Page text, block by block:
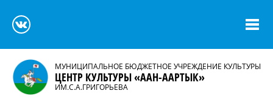
МУНИЦИПАЛЬНОЕ БЮДЖЕТНОЕ УЧРЕЖДЕНИЕ КУЛЬТУРЫ
ЦЕНТР КУЛЬТУРЫ «ААН-ААРТЫК»
ИМ.С.А.ГРИГОРЬЕВА